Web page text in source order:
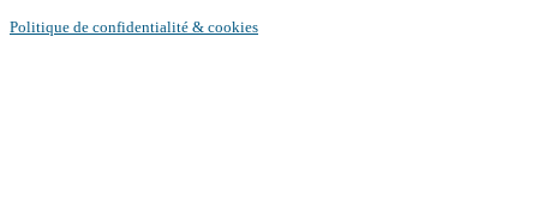
Politique de confidentialité & cookies